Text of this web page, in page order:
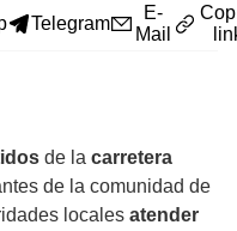
Telegram
E-
Mail
de la carretera
de la comunidad de
locales atender